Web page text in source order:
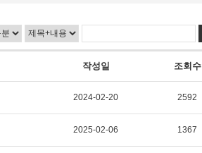
작성일 조회수
2024-02-20 2592
2025-02-06 1367